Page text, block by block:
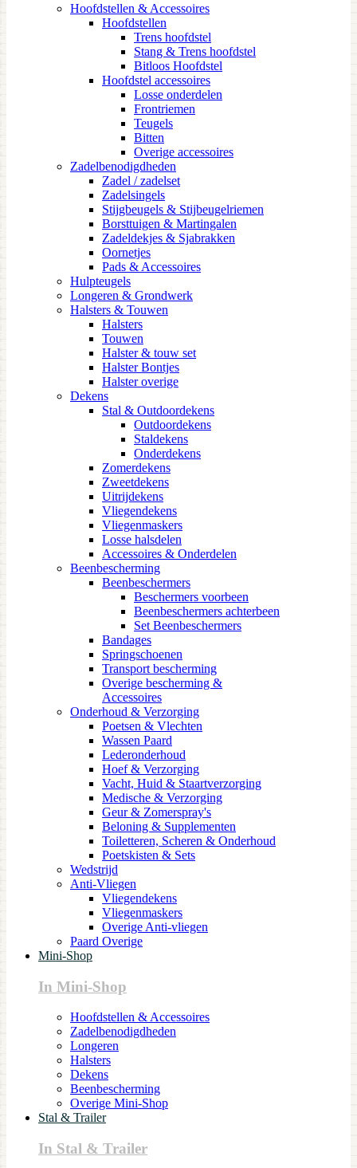
Hoofdstellen & Accessoires
Hoofdstellen
Trens hoofdstel
Stang & Trens hoofdstel
Bitloos Hoofdstel
Hoofdstel accessoires
Losse onderdelen
Frontriemen
Teugels
Bitten
Overige accessoires
Zadelbenodigdheden
Zadel / zadelset
Zadelsingels
Stijgbeugels & Stijbeugelriemen
Borsttuigen & Martingalen
Zadeldekjes & Sjabrakken
Oornetjes
Pads & Accessoires
Hulpteugels
Longeren & Grondwerk
Halsters & Touwen
Halsters
Touwen
Halster & touw set
Halster Bontjes
Halster overige
Dekens
Stal & Outdoordekens
Outdoordekens
Staldekens
Onderdekens
Zomerdekens
Zweetdekens
Uitrijdekens
Vliegendekens
Vliegenmaskers
Losse halsdelen
Accessoires & Onderdelen
Beenbescherming
Beenbeschermers
Beschermers voorbeen
Beenbeschermers achterbeen
Set Beenbeschermers
Bandages
Springschoenen
Transport bescherming
Overige bescherming &
Accessoires
Onderhoud & Verzorging
Poetsen & Vlechten
Wassen Paard
Lederonderhoud
Hoef & Verzorging
Vacht, Huid & Staartverzorging
Medische & Verzorging
Geur & Zomerspray's
Beloning & Supplementen
Toiletteren, Scheren & Onderhoud
Poetskisten & Sets
Wedstrijd
Anti-Vliegen
Vliegendekens
Vliegenmaskers
Overige Anti-vliegen
Paard Overige
Mini-Shop
In Mini-Shop
Hoofdstellen & Accessoires
Zadelbenodigdheden
Longeren
Halsters
Dekens
Beenbescherming
Overige Mini-Shop
Stal & Trailer
In Stal & Trailer